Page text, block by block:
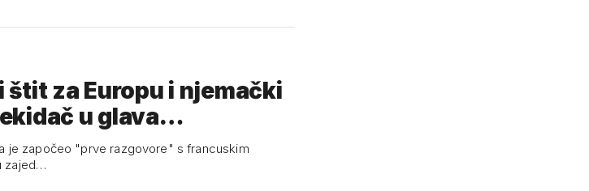
za Europu i njemački
u glava…
je započeo "prve razgovore" s francuskim
zajed…